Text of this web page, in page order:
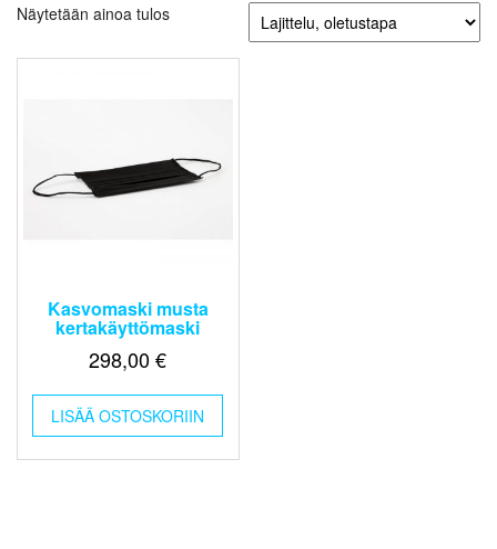
Näytetään ainoa tulos
Kasvomaski musta
kertakäyttömaski
298,00€
LISÄÄ OSTOSKORIIN